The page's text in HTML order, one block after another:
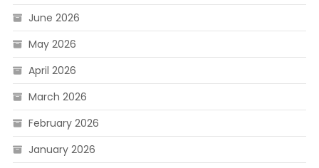
June 2026
May 2026
April 2026
March 2026
February 2026
January 2026